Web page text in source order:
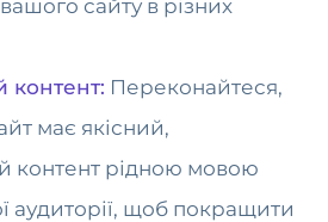
сайту в різних
контент: Переконайтеся,
має якісний,
контент рідною мовою
аудиторії, щоб покращити